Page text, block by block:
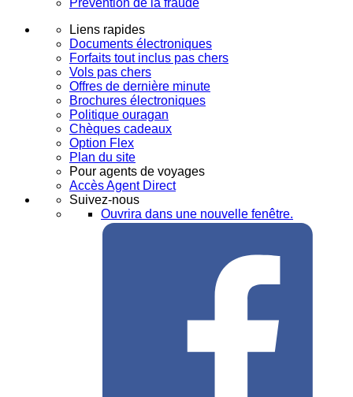
Prévention de la fraude
Liens rapides
Documents électroniques
Forfaits tout inclus pas chers
Vols pas chers
Offres de dernière minute
Brochures électroniques
Politique ouragan
Chèques cadeaux
Option Flex
Plan du site
Pour agents de voyages
Accès Agent Direct
Suivez-nous
Ouvrira dans une nouvelle fenêtre.